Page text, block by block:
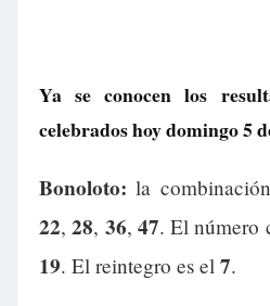
Ya se conocen los
celebrados hoy domingo 5
Bonoloto: la
22,28, 36, 47. El número
19. El reintegro es el 7.